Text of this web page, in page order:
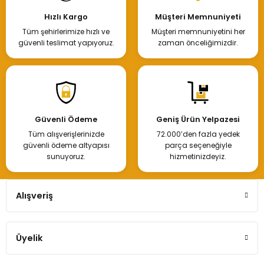
Hızlı Kargo
Tüm şehirlerimize hızlı ve
güvenli teslimat yapıyoruz.
Müşteri Memnuniyeti
Müşteri memnuniyetini her
zaman önceliğimizdir.
Güvenli Ödeme
Tüm alışverişlerinizde
güvenli ödeme altyapısı
sunuyoruz.
Geniş Ürün Yelpazesi
72.000’den fazla yedek
parça seçeneğiyle
hizmetinizdeyiz.
Alışveriş
Üyelik